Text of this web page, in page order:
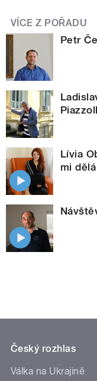
VÍCE Z POŘADU
Petr
Lívia
mi
Český rozhlas
Válka na Ukrajině